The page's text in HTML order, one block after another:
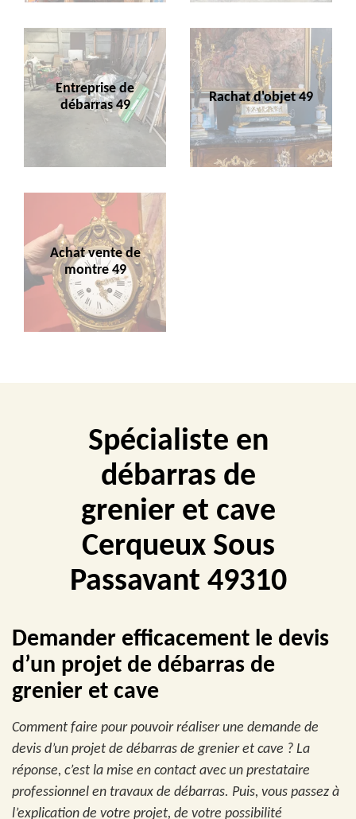
Entreprise de
débarras 49
Rachat d'objet 49
Achat vente de
montre 49
Spécialiste en
débarras de
grenier et cave
Cerqueux Sous
Passavant 49310
Demander efficacement le devis
d’un projet de débarras de
grenier et cave
Comment faire pour pouvoir réaliser une demande de
devis d’un projet de débarras de grenier et cave ? La
réponse, c’est la mise en contact avec un prestataire
professionnel en travaux de débarras. Puis, vous passez à
l’explication de votre projet, de votre possibilité